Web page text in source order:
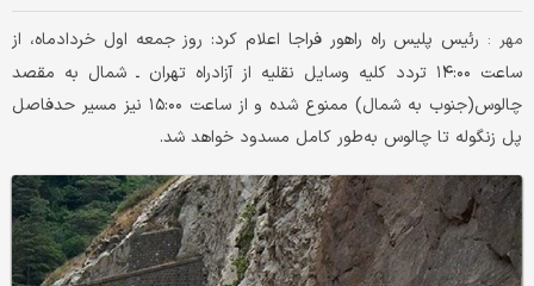
مهر : رئیس پلیس راه راهور فراجا اعلام کرد: روز جمعه اول خردادماه، از
ساعت ۱۴:۰۰ تردد کلیه وسایل نقلیه از آزادراه تهران ـ شمال به مقصد
چالوس(جنوب به شمال) ممنوع شده و از ساعت ۱۵:۰۰ نیز مسیر حدفاصل
پل زنگوله تا چالوس به‌طور کامل مسدود خواهد شد.